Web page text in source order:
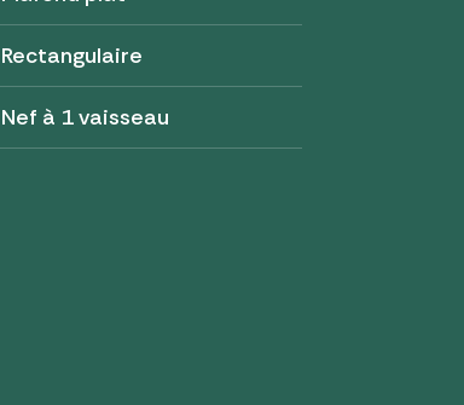
Rectangulaire
Nef à 1 vaisseau